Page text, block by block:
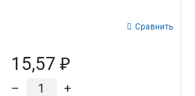
Сравнить
15,57 ₽
– +